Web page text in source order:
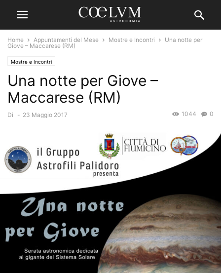
Home Appuntamenti del Mese Mostre e Incontri
Una notte per
Giove – Maccarese (RM)
Mostre e Incontri
Una notte per Giove –
Maccarese (RM)
Di - 23 Maggio 2017 0
1044